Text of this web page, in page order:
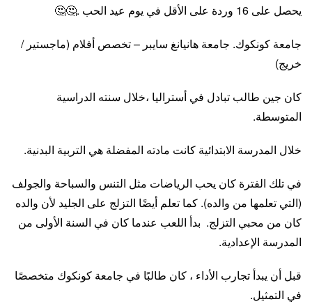
يحصل على 16 وردة على الأقل في يوم عيد الحب .🤔🤔
جامعة كونكوك. جامعة هانيانغ سايبر – تخصص أفلام (ماجستير /
خريج)
كان جين طالب تبادل في أستراليا ،خلال سنته الدراسية
المتوسطة.
خلال المدرسة الابتدائية كانت مادته المفضلة هي التربية البدنية.
في تلك الفترة كان يحب الرياضات مثل التنس والسباحة والجولف
(التي تعلمها من والده). كما تعلم أيضًا التزلج على الجليد لأن والده
كان من محبي التزلج. بدأ اللعب عندما كان في السنة الأولى من
المدرسة الإعدادية.
قبل أن يبدأ تجارب الأداء ، كان طالبًا في جامعة كونكوك متخصصًا
في التمثيل.